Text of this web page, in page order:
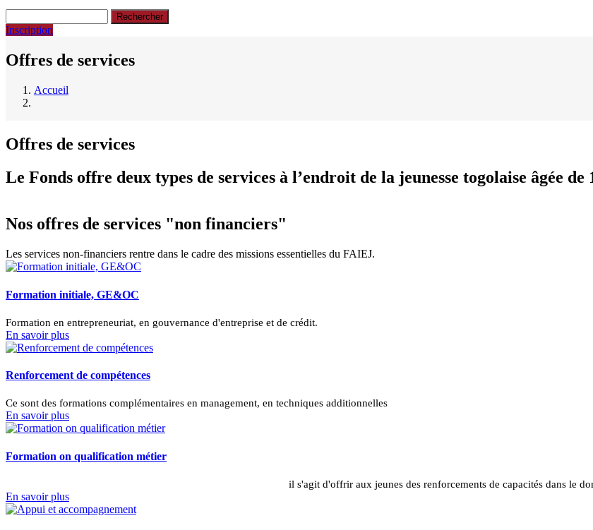
Inscription
Offres de services
Fil
Accueil
Offres de services
Le Fonds offre deux types de services à l’endroit de la jeunesse togolaise âgée de
Nos offres de services "non financiers"
Les services non-financiers rentre dans le cadre des missions essentielles du FAIEJ.
Formation initiale, GE&OC
Formation en entrepreneuriat, en gouvernance d'entreprise et de crédit.
En savoir plus
Renforcement de compétences
Ce sont des formations complémentaires en management, en techniques additionnelles
En savoir plus
Formation on qualification métier
il s'agit d'offrir aux jeunes des renforcements de capacités dans le
En savoir plus